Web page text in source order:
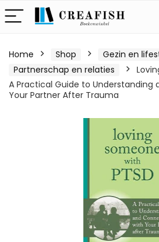
Home Shop
Gezin en
Partnerschap en relaties
A Practical Guide to Understanding
Your Partner After Trauma